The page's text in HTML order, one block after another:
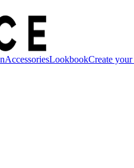
AccessoriesLookbookCreate